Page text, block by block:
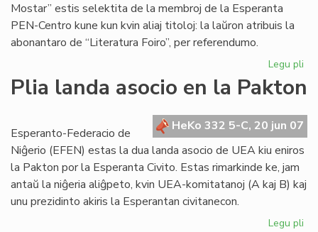
Mostar” estis selektita de la membroj de la Esperanta
PEN-Centro kune kun kvin aliaj titoloj: la laŭron atribuis la
abonantaro de “Literatura Foiro”, per referendumo.
Legu pli
en
de
Plia landa asocio en la Pakton
HeKo 332 5-C, 20 jun 07
Esperanto-Federacio de
Niĝerio (EFEN) estas la dua landa asocio de UEA kiu eniros
la Pakton por la Esperanta Civito. Estas rimarkinde ke, jam
antaŭ la niĝeria aliĝpeto, kvin UEA-komitatanoj (A kaj B) kaj
unu prezidinto akiris la Esperantan civitanecon.
Legu pli